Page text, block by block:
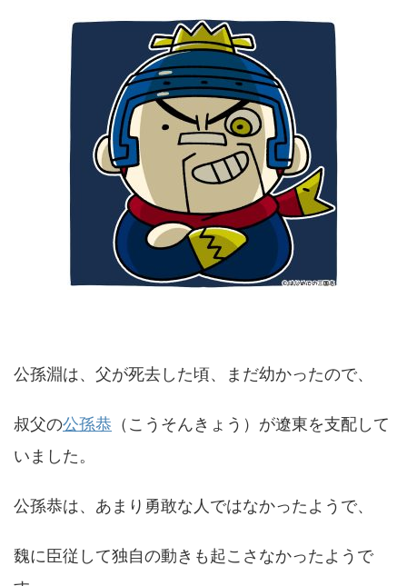
公孫淵は、父が死去した頃、まだ幼かったので、
叔父の公孫恭 （こうそんきょう）が遼東を支配して
いました。
公孫恭は、あまり勇敢な人ではなかったようで、
魏に臣従して独自の動きも起こさなかったようで